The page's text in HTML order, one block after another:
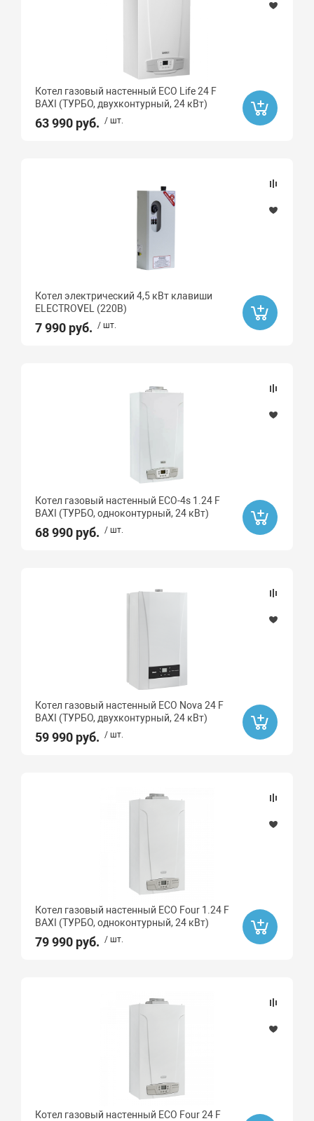
Котел газовый настенный ECO Life 24 F
BAXI (ТУРБО, двухконтурный, 24 кВт)
63 990 руб. / шт.
Котел электрический 4,5 кВт клавиши
ELECTROVEL (220В)
7 990 руб. / шт.
Котел газовый настенный ECO-4s 1.24 F
BAXI (ТУРБО, одноконтурный, 24 кВт)
68 990 руб. / шт.
Котел газовый настенный ECO Nova 24 F
BAXI (ТУРБО, двухконтурный, 24 кВт)
59 990 руб. / шт.
Котел газовый настенный ECO Four 1.24 F
BAXI (ТУРБО, одноконтурный, 24 кВт)
79 990 руб. / шт.
Котел газовый настенный ECO Four 24 F